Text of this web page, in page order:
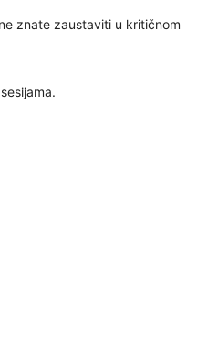
znate zaustaviti u kritičnom